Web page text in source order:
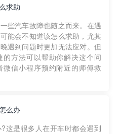
求助
些汽车故障也随之而来。在遇
能会不知道该怎么求助，尤其
遇到问题时更加无法应对。但
的方法可以帮助你解决这个问
微信小程序预约附近的师傅救
么办
这是很多人在开车时都会遇到